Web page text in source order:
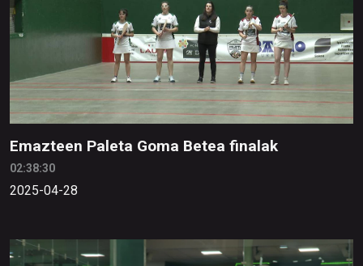
Emazteen Paleta Goma Betea finalak
02:38:30
2025-04-28